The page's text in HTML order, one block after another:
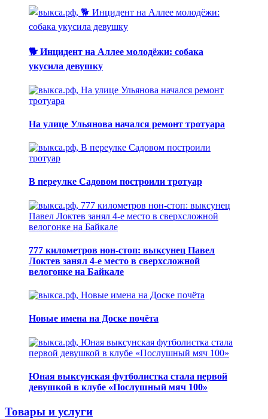
🐕 Инцидент на Аллее молодёжи: собака
укусила девушку
На улице Ульянова начался ремонт тротуара
В переулке Садовом построили тротуар
777 километров нон-стоп: выксунец Павел
Локтев занял 4-е место в сверхсложной
велогонке на Байкале
Новые имена на Доске почёта
Юная выксунская футболистка стала первой
девушкой в клубе «Послушный мяч 100»
Товары и услуги